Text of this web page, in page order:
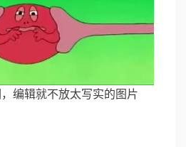
编辑就不放太写实的图片